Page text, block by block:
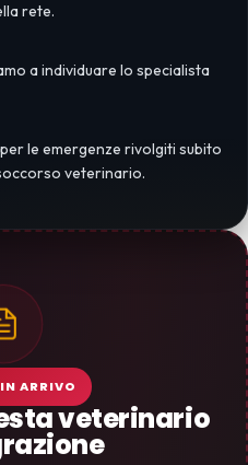
rete.
a individuare lo specialista
per le emergenze rivolgiti subito
veterinario.
ARRIVO
veterinario